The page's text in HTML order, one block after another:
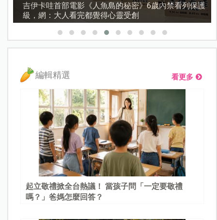
資優教育15問！師鐸獎名師陳宥妤：資優教育的核心，
不是成績而是讀懂孩子的心理準備度
編輯精選 看更多
起立敬禮掀全台熱議！ 當孩子問「一定要敬禮
嗎？」爸媽怎麼回答？